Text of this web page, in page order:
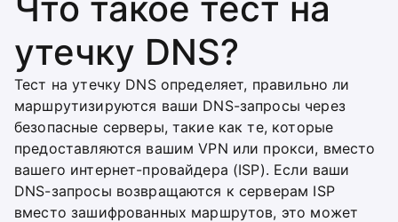
утечку DNS?
Тест на утечку DNS определяет, правильно ли
маршрутизируются ваши DNS-запросы через
безопасные серверы, такие как те, которые
предоставляются вашим VPN или прокси, вместо
вашего интернет-провайдера (ISP). Если ваши
DNS-запросы возвращаются к серверам ISP
вместо зашифрованных маршрутов, это может